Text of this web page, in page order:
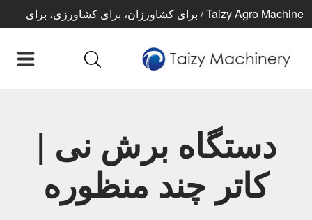
Taizy Agro Machine / برای کشاورزان، برای کشاورزی، برای
دستگاه برش نی |
کاتر چند منظوره